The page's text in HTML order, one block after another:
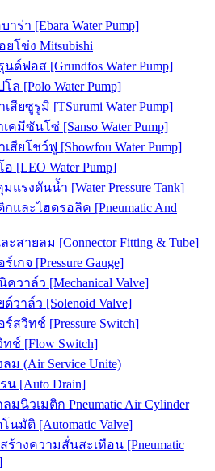
าร่า [Ebara Water Pump]
โข่ง Mitsubishi
ด์ฟอส [Grundfos Water Pump]
ล [Polo Water Pump]
สียซูรูมิ [TSurumi Water Pump]
คมีซันโซ่ [Sanso Water Pump]
สียโชว์ฟู [Showfou Water Pump]
[LEO Water Pump]
แรงดันน้ำ [Water Pressure Tank]
และไฮดรอลิค [Pneumatic And
สายลม [Connector Fitting & Tube]
เกจ [Pressure Gauge]
วาล์ว [Mechanical Valve]
วาล์ว [Solenoid Valve]
ร์สวิทช์ [Pressure Switch]
ช์ [Flow Switch]
ม (Air Service Unite)
น [Auto Drain]
มนิวเมติก Pneumatic Air Cylinder
นมัติ [Automatic Valve]
างความสั่นสะเทือน [Pneumatic